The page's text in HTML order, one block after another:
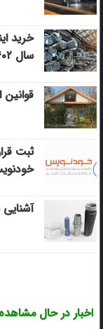
خرید
سال ۱۴۰۲
قوانین
ثبت
آشنایی
اخبار در حال